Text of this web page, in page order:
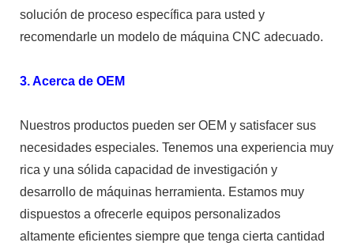
solución de proceso específica para usted y
recomendarle un modelo de máquina CNC adecuado.
3. Acerca de OEM
Nuestros productos pueden ser OEM y satisfacer sus
necesidades especiales. Tenemos una experiencia muy
rica y una sólida capacidad de investigación y
desarrollo de máquinas herramienta. Estamos muy
dispuestos a ofrecerle equipos personalizados
altamente eficientes siempre que tenga cierta cantidad